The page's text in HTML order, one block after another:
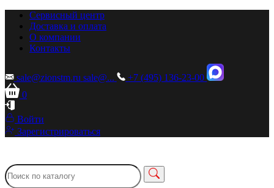
Сервисный центр
Доставка и оплата
О компании
Контакты
sale@zionstm.ru sale@...
+7 (495) 136-23-00
0
Войти
Зарегистрироваться